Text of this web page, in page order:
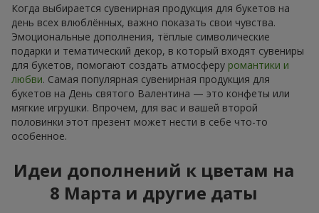
Когда выбирается сувенирная продукция для букетов на
день всех влюблённых, важно показать свои чувства.
Эмоциональные дополнения, тёплые символические
подарки и тематический декор, в который входят сувениры
для букетов, помогают создать атмосферу романтики и
любви. Самая популярная сувенирная продукция для
букетов на День святого Валентина — это конфеты или
мягкие игрушки. Впрочем, для вас и вашей второй
половинки этот презент может нести в себе что-то
особенное.
Идеи дополнений к цветам на
8 Марта и другие даты